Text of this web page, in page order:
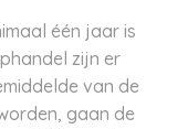
één jaar is
zijn er
van de
gaan de